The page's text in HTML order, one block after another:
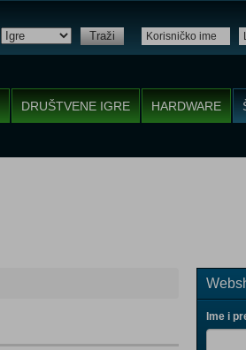
Traži
DRUŠTVENE IGRE HARDWARE
Ime i